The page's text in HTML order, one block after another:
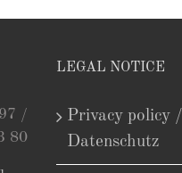
/
80
LEGAL NOTICE
Privacy policy /
Datenschutz